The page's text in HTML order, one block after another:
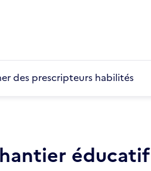
des prescripteurs habilités
éducatif